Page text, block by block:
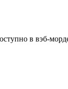
в вэб-